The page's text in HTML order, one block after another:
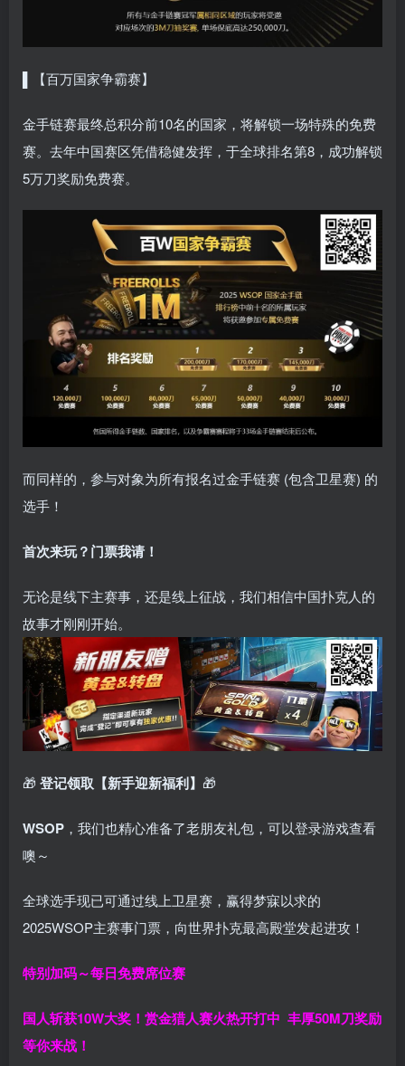
▌【百万国家争霸赛】
金手链赛最终总积分前10名的国家，将解锁一场特殊的免费
赛。去年中国赛区凭借稳健发挥，于全球排名第8，成功解锁
5万刀奖励免费赛。
而同样的，参与对象为所有报名过金手链赛 (包含卫星赛) 的
选手！
首次来玩？门票我请！
无论是线下主赛事，还是线上征战，我们相信中国扑克人的
故事才刚刚开始。
🎁 登记领取【新手迎新福利】 🎁
WSOP ，我们也精心准备了老朋友礼包，可以登录游戏查看
噢～
全球选手现已可通过线上卫星赛，赢得梦寐以求的
2025WSOP主赛事门票，向世界扑克最高殿堂发起进攻！
特别加码～每日免费席位赛
国人斩获10W大奖！ 赏金猎人赛火热开打中 丰厚50M刀奖励
等你来战！